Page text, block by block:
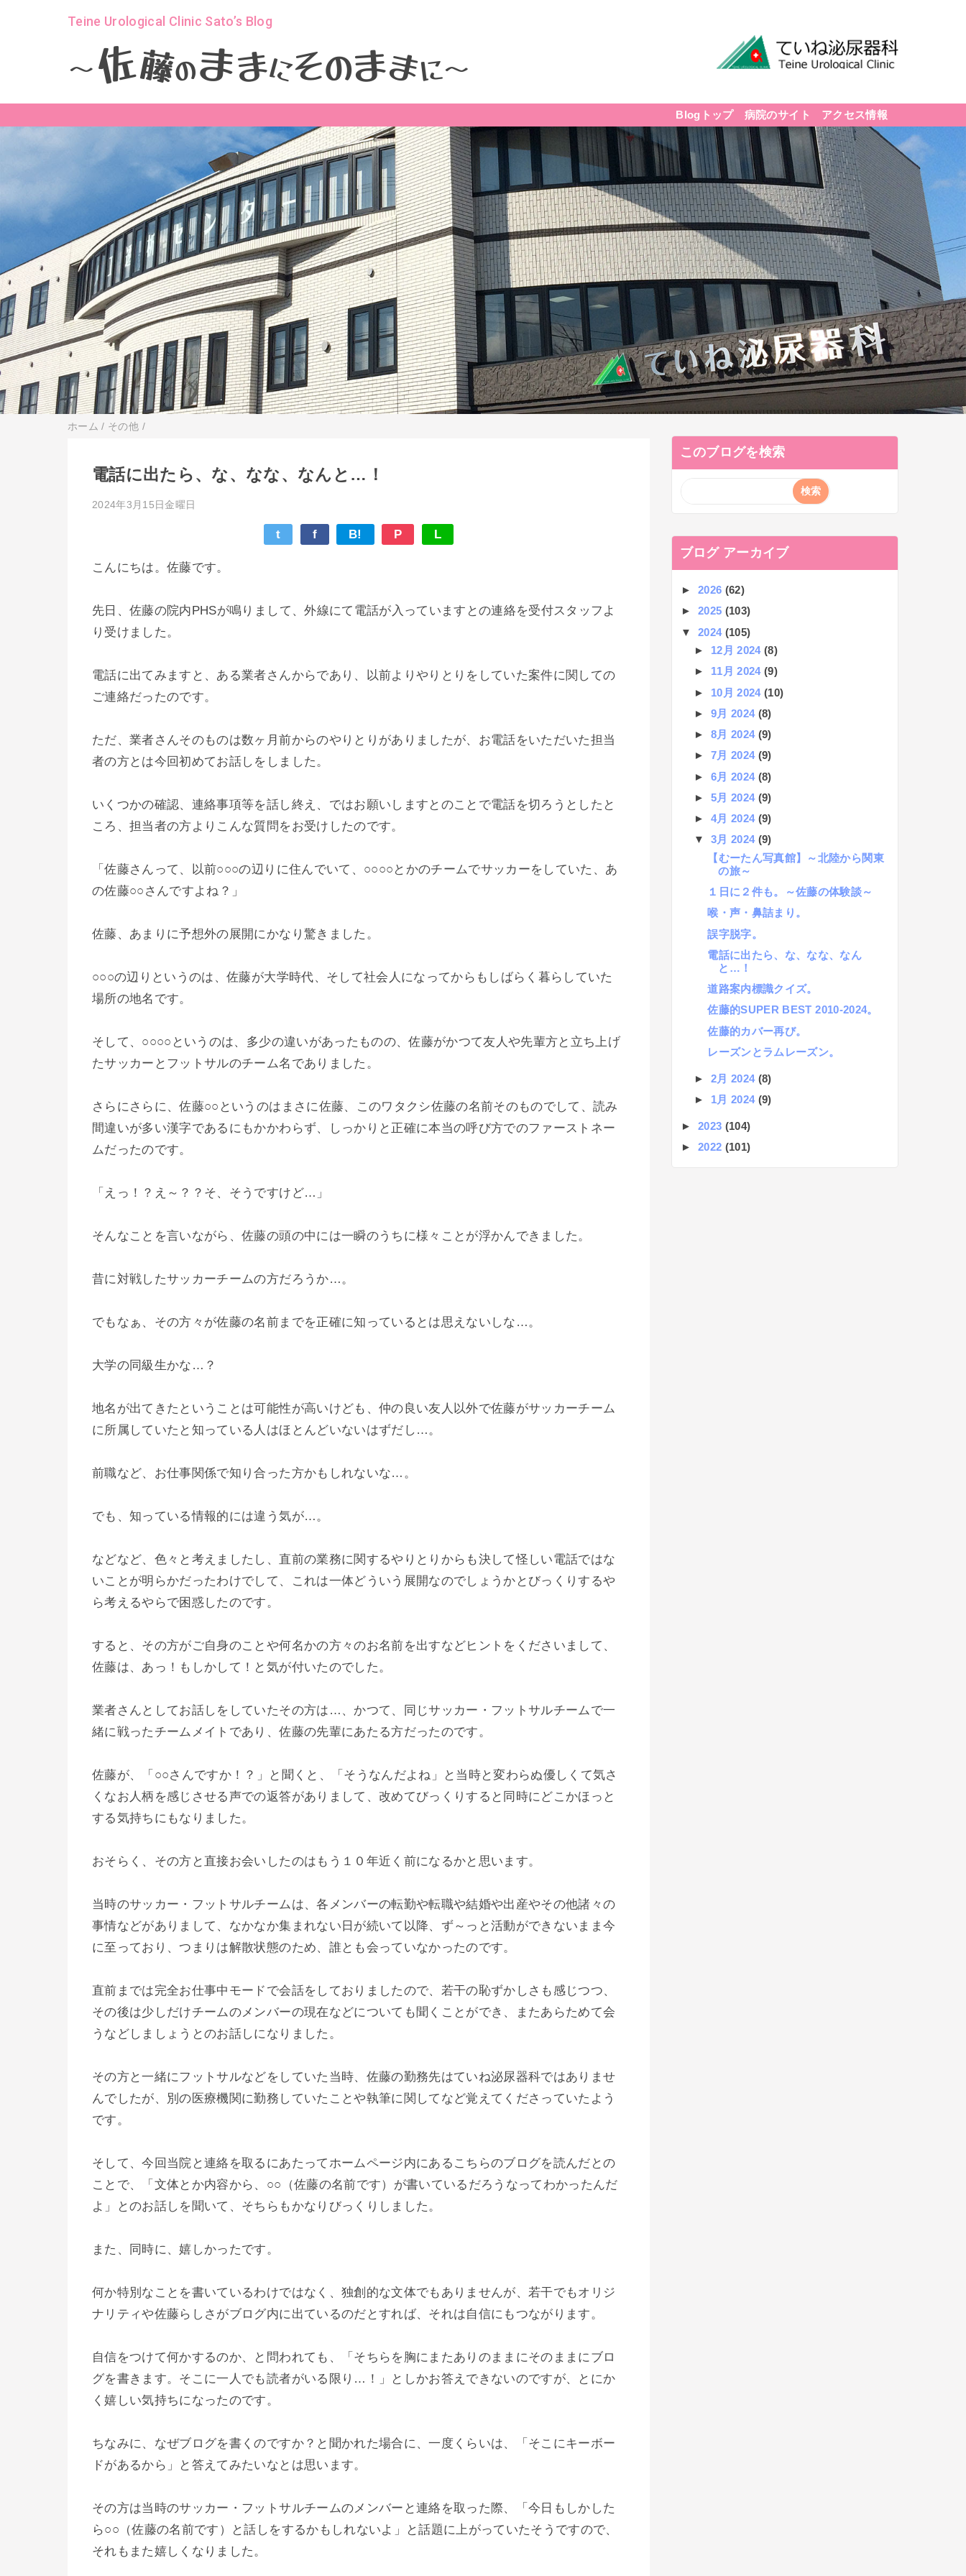
Teine Urological Clinic Sato’s Blog
～佐藤のままにそのままに～
Blogトップ 病院のサイト アクセス情報
ホーム / その他 /
電話に出たら、な、なな、なんと…！
2024年3月15日金曜日
t f B! P L
こんにちは。佐藤です。
先日、佐藤の院内PHSが鳴りまして、外線にて電話が入っていますとの連絡を受付スタッフよ
り受けました。
電話に出てみますと、ある業者さんからであり、以前よりやりとりをしていた案件に関しての
ご連絡だったのです。
ただ、業者さんそのものは数ヶ月前からのやりとりがありましたが、お電話をいただいた担当
者の方とは今回初めてお話しをしました。
いくつかの確認、連絡事項等を話し終え、ではお願いしますとのことで電話を切ろうとしたと
ころ、担当者の方よりこんな質問をお受けしたのです。
「佐藤さんって、以前○○○の辺りに住んでいて、○○○○とかのチームでサッカーをしていた、あ
の佐藤○○さんですよね？」
佐藤、あまりに予想外の展開にかなり驚きました。
○○○の辺りというのは、佐藤が大学時代、そして社会人になってからもしばらく暮らしていた
場所の地名です。
そして、○○○○というのは、多少の違いがあったものの、佐藤がかつて友人や先輩方と立ち上げ
たサッカーとフットサルのチーム名でありました。
さらにさらに、佐藤○○というのはまさに佐藤、このワタクシ佐藤の名前そのものでして、読み
間違いが多い漢字であるにもかかわらず、しっかりと正確に本当の呼び方でのファーストネー
ムだったのです。
「えっ！？え～？？そ、そうですけど…」
そんなことを言いながら、佐藤の頭の中には一瞬のうちに様々ことが浮かんできました。
昔に対戦したサッカーチームの方だろうか…。
でもなぁ、その方々が佐藤の名前までを正確に知っているとは思えないしな…。
大学の同級生かな…？
地名が出てきたということは可能性が高いけども、仲の良い友人以外で佐藤がサッカーチーム
に所属していたと知っている人はほとんどいないはずだし…。
前職など、お仕事関係で知り合った方かもしれないな…。
でも、知っている情報的には違う気が…。
などなど、色々と考えましたし、直前の業務に関するやりとりからも決して怪しい電話ではな
いことが明らかだったわけでして、これは一体どういう展開なのでしょうかとびっくりするや
ら考えるやらで困惑したのです。
すると、その方がご自身のことや何名かの方々のお名前を出すなどヒントをくださいまして、
佐藤は、あっ！もしかして！と気が付いたのでした。
業者さんとしてお話しをしていたその方は…、かつて、同じサッカー・フットサルチームで一
緒に戦ったチームメイトであり、佐藤の先輩にあたる方だったのです。
佐藤が、「○○さんですか！？」と聞くと、「そうなんだよね」と当時と変わらぬ優しくて気さ
くなお人柄を感じさせる声での返答がありまして、改めてびっくりすると同時にどこかほっと
する気持ちにもなりました。
おそらく、その方と直接お会いしたのはもう１０年近く前になるかと思います。
当時のサッカー・フットサルチームは、各メンバーの転勤や転職や結婚や出産やその他諸々の
事情などがありまして、なかなか集まれない日が続いて以降、ず～っと活動ができないまま今
に至っており、つまりは解散状態のため、誰とも会っていなかったのです。
直前までは完全お仕事中モードで会話をしておりましたので、若干の恥ずかしさも感じつつ、
その後は少しだけチームのメンバーの現在などについても聞くことができ、またあらためて会
うなどしましょうとのお話しになりました。
その方と一緒にフットサルなどをしていた当時、佐藤の勤務先はていね泌尿器科ではありませ
んでしたが、別の医療機関に勤務していたことや執筆に関してなど覚えてくださっていたよう
です。
そして、今回当院と連絡を取るにあたってホームページ内にあるこちらのブログを読んだとの
ことで、「文体とか内容から、○○（佐藤の名前です）が書いているだろうなってわかったんだ
よ」とのお話しを聞いて、そちらもかなりびっくりしました。
また、同時に、嬉しかったです。
何か特別なことを書いているわけではなく、独創的な文体でもありませんが、若干でもオリジ
ナリティや佐藤らしさがブログ内に出ているのだとすれば、それは自信にもつながります。
自信をつけて何かするのか、と問われても、「そちらを胸にまたありのままにそのままにブロ
グを書きます。そこに一人でも読者がいる限り…！」としかお答えできないのですが、とにか
く嬉しい気持ちになったのです。
ちなみに、なぜブログを書くのですか？と聞かれた場合に、一度くらいは、「そこにキーボー
ドがあるから」と答えてみたいなとは思います。
その方は当時のサッカー・フットサルチームのメンバーと連絡を取った際、「今日もしかした
ら○○（佐藤の名前です）と話しをするかもしれないよ」と話題に上がっていたそうですので、
それもまた嬉しくなりました。
このブログを検索
ブログ アーカイブ
► 2026 (62)
► 2025 (103)
▼ 2024 (105)
► 12月 2024 (8)
► 11月 2024 (9)
► 10月 2024 (10)
► 9月 2024 (8)
► 8月 2024 (9)
► 7月 2024 (9)
► 6月 2024 (8)
► 5月 2024 (9)
► 4月 2024 (9)
▼ 3月 2024 (9)
【むーたん写真館】～北陸から関東
の旅～
１日に２件も。～佐藤の体験談～
喉・声・鼻詰まり。
誤字脱字。
電話に出たら、な、なな、なん
と…！
道路案内標識クイズ。
佐藤的SUPER BEST 2010-2024。
佐藤的カバー再び。
レーズンとラムレーズン。
► 2月 2024 (8)
► 1月 2024 (9)
► 2023 (104)
► 2022 (101)